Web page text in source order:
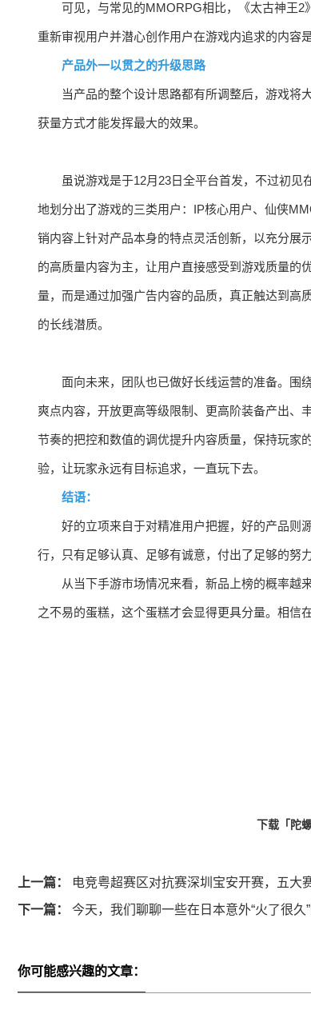
可见，与常见的MMORPG相比，《太古神王2
重新审视用户并潜心创作用户在游戏内追求的内容
产品外一以贯之的升级思路
当产品的整个设计思路都有所调整后，游戏将
获量方式才能发挥最大的效果。
虽说游戏是于12月23日全平台首发，不过初
地划分出了游戏的三类用户：IP核心用户、仙侠
销内容上针对产品本身的特点灵活创新，以充分展
的高质量内容为主，让用户直接感受到游戏质量的
量，而是通过加强广告内容的品质，真正触达到高
的长线潜质。
面向未来，团队也已做好长线运营的准备。围
爽点内容，开放更高等级限制、更高阶装备产出、
节奏的把控和数值的调优提升内容质量，保持玩家
验，让玩家永远有目标追求，一直玩下去。
结语：
好的立项来自于对精准用户把握，好的产品则
行，只有足够认真、足够有诚意，付出了足够的努
从当下手游市场情况来看，新品上榜的概率越
之不易的蛋糕，这个蛋糕才会显得更具分量。相信
下载「陀
上一篇：
电竞粤超赛区对抗赛深圳宝安开赛，五大
下一篇： 今天，我们聊聊一些在日本意外“火了很久
你可能感兴趣的文章：